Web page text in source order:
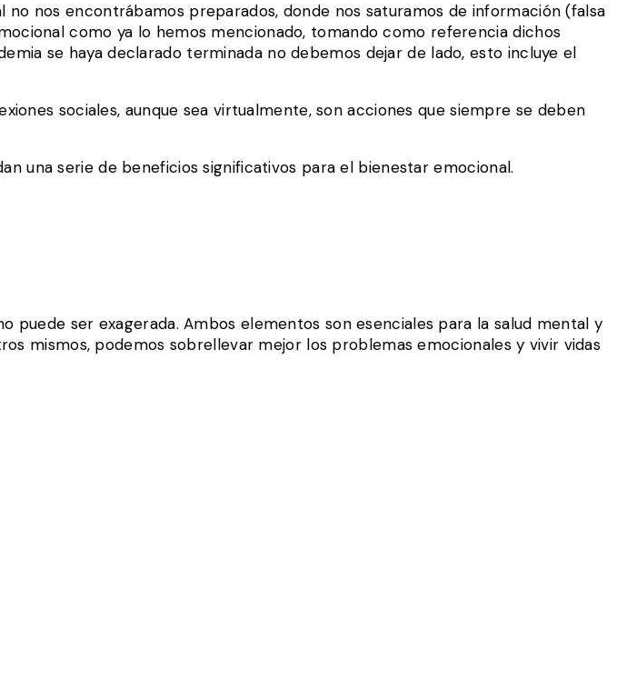
nos encontrábamos preparados, donde nos saturamos de información (falsa
como ya lo hemos mencionado, tomando como referencia dichos
se haya declarado terminada no debemos dejar de lado, esto incluye el
sociales, aunque sea virtualmente, son acciones que siempre se deben
una serie de beneficios significativos para el bienestar emocional.
ser exagerada. Ambos elementos son esenciales para la salud mental y
mismos, podemos sobrellevar mejor los problemas emocionales y vivir vidas